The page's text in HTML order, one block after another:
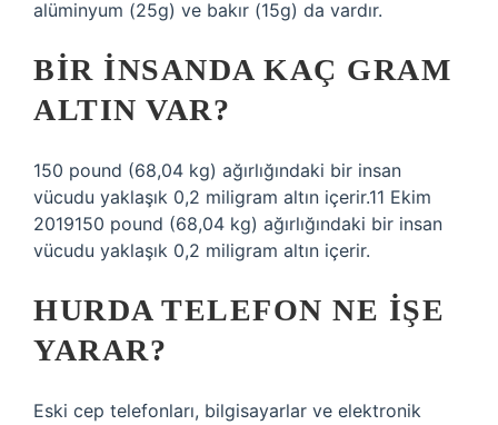
alüminyum (25g) ve bakır (15g) da vardır.
BIR INSANDA KAÇ GRAM
ALTIN VAR?
150 pound (68,04 kg) ağırlığındaki bir insan
vücudu yaklaşık 0,2 miligram altın içerir.11 Ekim
2019150 pound (68,04 kg) ağırlığındaki bir insan
vücudu yaklaşık 0,2 miligram altın içerir.
HURDA TELEFON NE IŞE
YARAR?
Eski cep telefonları, bilgisayarlar ve elektronik